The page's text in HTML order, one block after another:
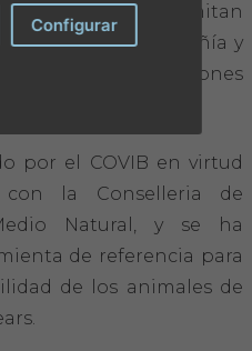
que permitan
de compañía y
de las obligaciones
por el COVIB en virtud
la Conselleria de
Natural, y se ha
de referencia para
de los animales de
Configurar